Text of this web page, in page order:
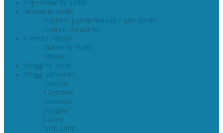
Esperienze in Sicilia
Natura in Sicilia
Sentieri, parchi naturali e aree picnic
Fattorie didattiche
Eventi e Musei
Natale in Sicilia
Musei
Viaggi in Italia
Viaggi all’estero
Francia
Germania
Slovenia
Spagna
Grecia
Stati Uniti